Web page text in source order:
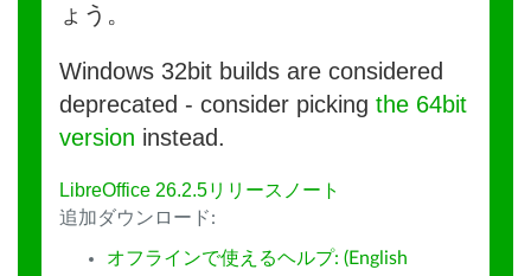
ょう。
Windows 32bit builds are considered
deprecated - consider picking the 64bit
version instead.
LibreOffice 26.2.5リリースノート
追加ダウンロード:
オフラインで使えるヘルプ: (English